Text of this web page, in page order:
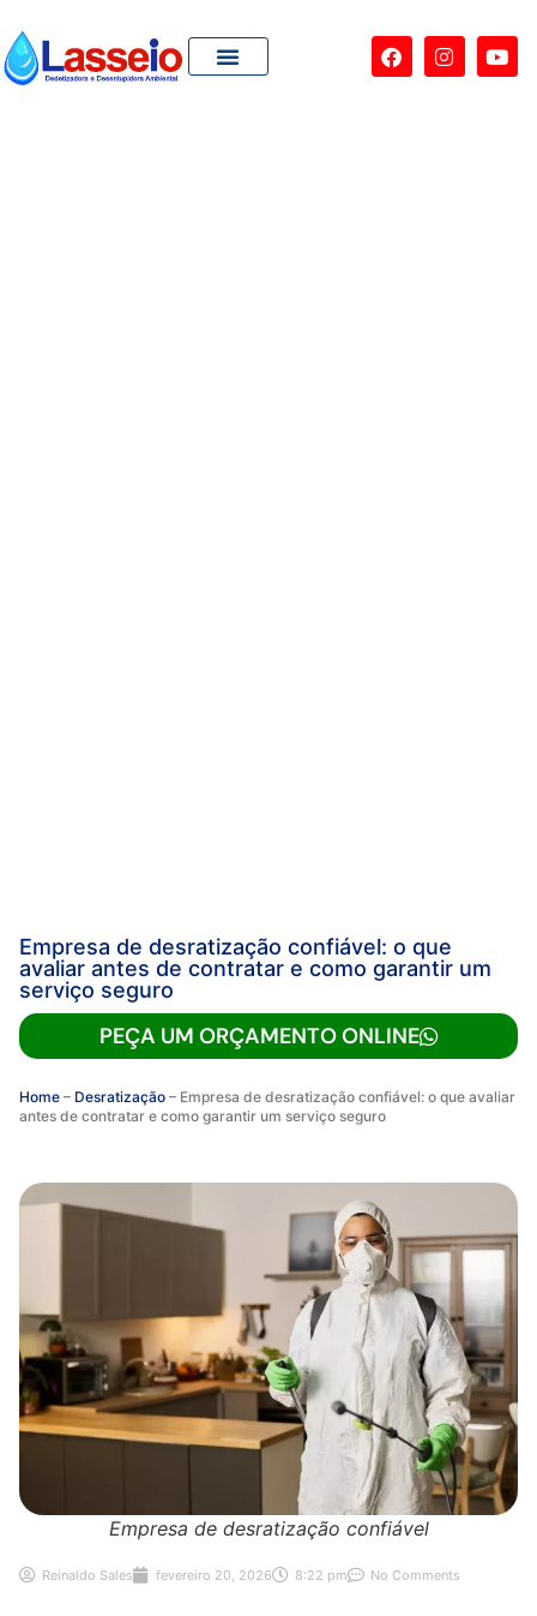
Empresa de desratização confiável: o que
avaliar antes de contratar e como garantir um
serviço seguro
PEÇA UM ORÇAMENTO ONLINE
Home – Desratização – Empresa de desratização confiável: o que avaliar
antes de contratar e como garantir um serviço seguro
Empresa de desratização confiável
Reinaldo Sales fevereiro 20, 2026 8:22 pm No Comments